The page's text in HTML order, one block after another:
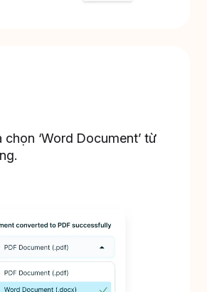
‘Word Document’ từ